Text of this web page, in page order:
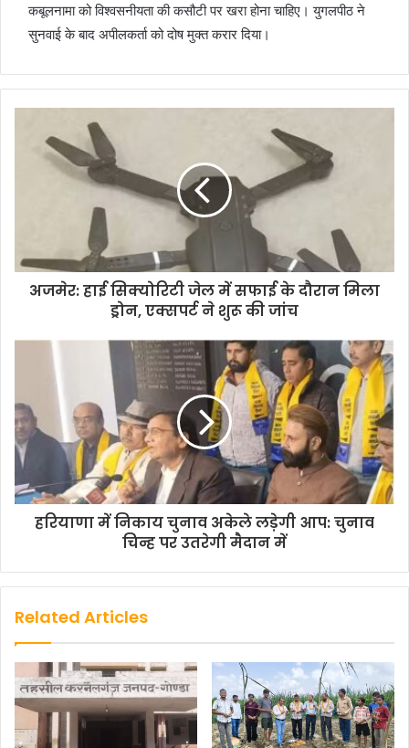
कबूलनामा को विश्वसनीयता की कसौटी पर खरा होना चाहिए। युगलपीठ ने
सुनवाई के बाद अपीलकर्ता को दोष मुक्त करार दिया।
अजमेर: हाई सिक्योरिटी जेल में सफाई के दौरान मिला
ड्रोन, एक्सपर्ट ने शुरू की जांच
हरियाणा में निकाय चुनाव अकेले लड़ेगी आप: चुनाव
चिन्ह पर उतरेगी मैदान में
Related Articles